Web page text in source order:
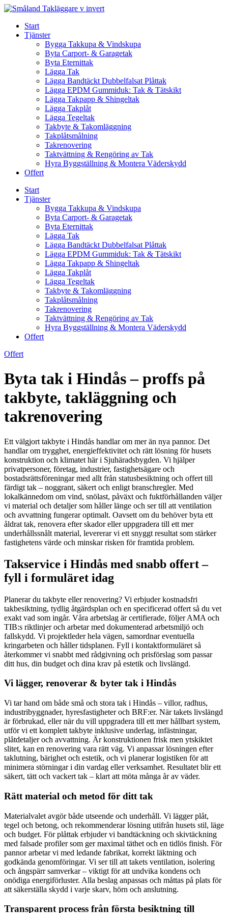
Skip
contentStart
Tjänster
Bygga Takkupa & Vindskupa
Byta Carport- & Garagetak
Byta Eternittak
Lägga Tak
Lägga Bandtäckt Dubbelfalsat Plåttak
Lägga EPDM Gummiduk: Tak & Tätskikt
Lägga Takpapp & Shingeltak
Lägga Takplåt
Lägga Tegeltak
Takbyte & Takomläggning
Takplåtsmålning
Takrenovering
Taktvättning & Rengöring av Tak
Hyra Byggställning & Montera Väderskydd
Offert
Start
Tjänster
Bygga Takkupa & Vindskupa
Byta Carport- & Garagetak
Byta Eternittak
Lägga Tak
Lägga Bandtäckt Dubbelfalsat Plåttak
Lägga EPDM Gummiduk: Tak & Tätskikt
Lägga Takpapp & Shingeltak
Lägga Takplåt
Lägga Tegeltak
Takbyte & Takomläggning
Takplåtsmålning
Takrenovering
Taktvättning & Rengöring av Tak
Hyra Byggställning & Montera Väderskydd
Offert
Offert
Byta tak i Hindås – proffs på
takbyte, takläggning och
takrenovering
Ett välgjort takbyte i Hindås handlar om mer än nya pannor. Det
handlar om trygghet, energieffektivitet och rätt lösning för husets
konstruktion och klimatet här i Sjuhäradsbygden. Vi hjälper
privatpersoner, företag, industrier, fastighetsägare och
bostadsrättsföreningar med allt från statusbesiktning och offert till
färdigt tak – noggrant, säkert och enligt branschregler. Med
lokalkännedom om vind, snölast, påväxt och fuktförhållanden väljer
vi material och detaljer som håller länge och ser till att ventilation
och avvattning fungerar optimalt. Oavsett om du behöver byta ett
åldrat tak, renovera efter skador eller uppgradera till ett mer
underhållssnålt material, levererar vi ett snyggt resultat som stärker
fastighetens värde och minskar risken för framtida problem.
Takservice i Hindås med snabb offert –
fyll i formuläret idag
Planerar du takbyte eller renovering? Vi erbjuder kostnadsfri
takbesiktning, tydlig åtgärdsplan och en specificerad offert så du vet
exakt vad som ingår. Våra arbetslag är certifierade, följer AMA och
TIB:s riktlinjer och arbetar med dokumenterad arbetsmiljö och
fallskydd. Vi projektleder hela vägen, samordnar eventuella
kringarbeten och håller tidsplanen. Fyll i kontaktformuläret så
återkommer vi snabbt med rådgivning och prisförslag som passar
ditt hus, din budget och dina krav på estetik och livslängd.
Vi lägger, renoverar & byter tak i Hindås
Vi tar hand om både små och stora tak i Hindås – villor, radhus,
industribyggnader, hyresfastigheter och BRF:er. När takets livslängd
är förbrukad, eller när du vill uppgradera till ett mer hållbart system,
utför vi ett komplett takbyte inklusive underlag, infästningar,
plåtdetaljer och avvattning. Är konstruktionen frisk men ytskiktet
slitet, kan en renovering vara rätt väg. Vi anpassar lösningen efter
taklutning, bärighet och estetik, och vi planerar logistiken för att
minimera störningar i din vardag eller verksamhet. Resultatet blir ett
säkert, tätt och vackert tak – klart att möta många år av väder.
Rätt material och metod för ditt tak
Materialvalet avgör både utseende och underhåll. Vi lägger plåt,
tegel och betong, och rekommenderar lösning utifrån husets stil, läge
och budget. För plåttak erbjuder vi bandtäckning och skivtäckning
med falsade profiler som ger maximal täthet och en tidlös finish. För
pannor arbetar vi med ledande fabrikat, korrekt läktning och
godkända genomföringar. Vi ser till att takets ventilation, isolering
och ångspärr samverkar – viktigt för att undvika kondens och
onödiga energiförluster. Alla beslag anpassas och måttas på plats för
att säkerställa skydd i varje skarv, hörn och anslutning.
Transparent process från första besiktning till